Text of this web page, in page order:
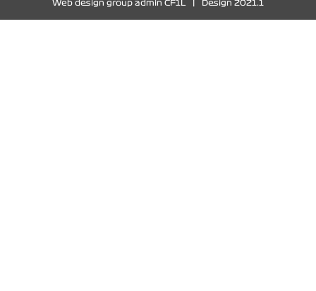
Web design group admin ČF1L Design 2021.1